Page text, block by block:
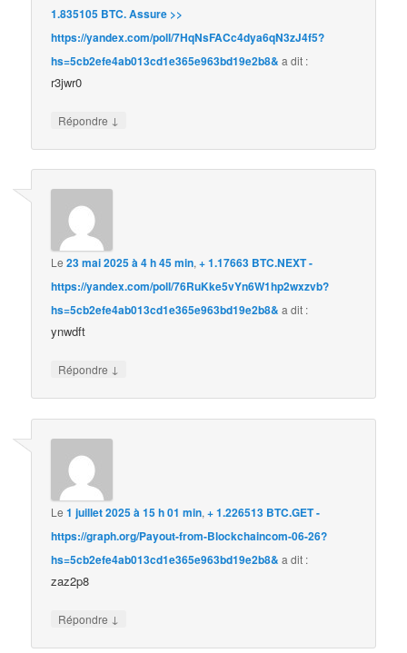
1.835105 BTC. Assure >>
https://yandex.com/poll/7HqNsFACc4dya6qN3zJ4f5?
hs=5cb2efe4ab013cd1e365e963bd19e2b8& a dit :
r3jwr0
Répondre ↓
Le23 mai 2025 à 4 h 45 min,+ 1.17663 BTC.NEXT -
https://yandex.com/poll/76RuKke5vYn6W1hp2wxzvb?
hs=5cb2efe4ab013cd1e365e963bd19e2b8& a dit :
ynwdft
Répondre ↓
Le1 juillet 2025 à 15 h 01 min,+ 1.226513 BTC.GET -
https://graph.org/Payout-from-Blockchaincom-06-26?
hs=5cb2efe4ab013cd1e365e963bd19e2b8& a dit :
zaz2p8
Répondre ↓